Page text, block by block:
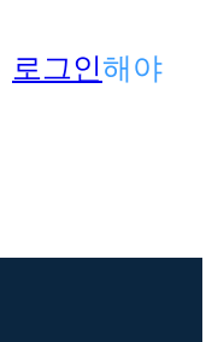
로그인해야